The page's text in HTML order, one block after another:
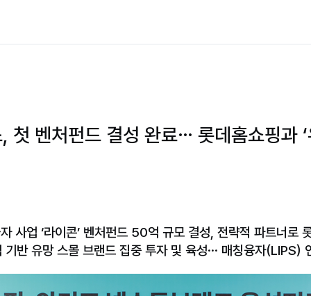
첫 벤처펀드 결성 완료… 롯데홈쇼핑과
사업 ‘라이콘’ 벤처펀드 50억 규모 결성, 전략적 파트너로 롯
기반 유망 스몰 브랜드 집중 투자 및 육성… 매칭융자(LIPS)